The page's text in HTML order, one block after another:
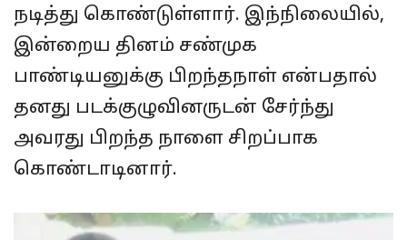
நடித்து கொண்டுள்ளார். இந்நிலையில்,
இன்றைய தினம் சண்முக
பாண்டியனுக்கு பிறந்தநாள் என்பதால்
தனது படக்குழுவினருடன் சேர்ந்து
அவரது பிறந்த நாளை சிறப்பாக
கொண்டாடினார்.